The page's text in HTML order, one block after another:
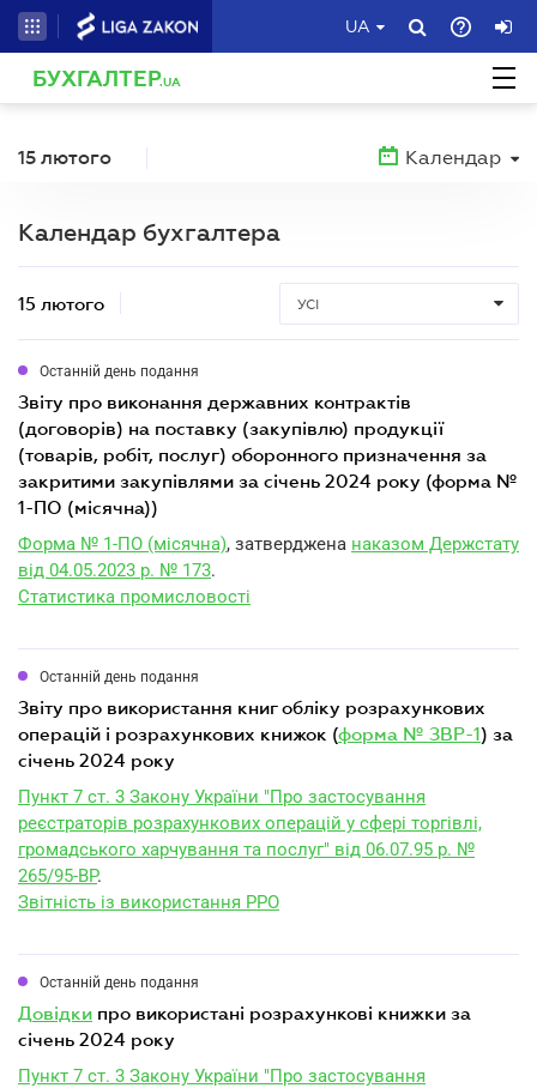
UA
БУХГАЛТЕР.UA
15 лютого Календар
Календар бухгалтера
15 лютого УСІ
Останній день подання
звіту про виконання державних контрактів
(договорів) на поставку (закупівлю) продукції
(товарів, робіт, послуг) оборонного призначення за
закритими закупівлями за січень 2024 року (форма №
1-ПО (місячна))
Форма № 1-ПО (місячна), затверджена наказом Держстату
від 04.05.2023 р. № 173.
Статистика промисловості
Останній день подання
звіту про використання книг обліку розрахункових
операцій і розрахункових книжок (форма № ЗВР-1) за
січень 2024 року
Пункт 7 ст. 3 Закону України "Про застосування
реєстраторів розрахункових операцій у сфері торгівлі,
громадського харчування та послуг" від 06.07.95 р. №
265/95-ВР.
Звітність із використання РРО
Останній день подання
довідки про використані розрахункові книжки за
січень 2024 року
Пункт 7 ст. 3 Закону України "Про застосування